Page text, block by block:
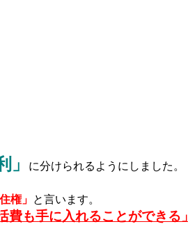
」 に分けられるようにしました。
権」 と言います。
費も手に入れることができる」